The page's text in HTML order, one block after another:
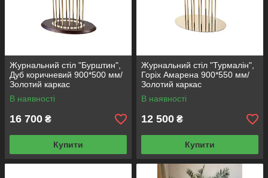
Журнальний стіл "Бурштин",
Дуб коричневий 900*500 мм/
Золотий каркас
В наявності
16 700 ₴
Купити
Журнальний стіл "Турмалін",
Горіх Амарена 900*550 мм/
Золотий каркас
В наявності
12 500 ₴
Купити